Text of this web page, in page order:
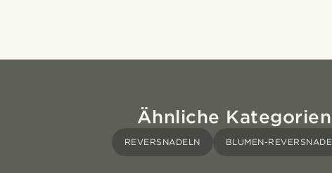
Ähnliche Kategorien
REVERSNADELN BLUMEN-